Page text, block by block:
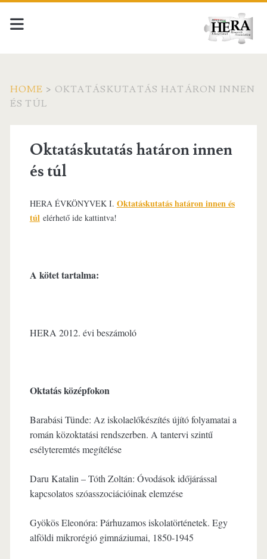
HOME > OKTATÁSKUTATÁS HATÁRON INNEN
ÉS TÚL
Oktatáskutatás határon innen
és túl
HERA ÉVKÖNYVEK I. Oktatáskutatás határon innen és
túl elérhető ide kattintva!
A kötet tartalma:
HERA 2012. évi beszámoló
Oktatás középfokon
Barabási Tünde: Az iskolaelőkészítés újító folyamatai a
román közoktatási rendszerben. A tantervi szintű
esélyteremtés megítélése
Daru Katalin – Tóth Zoltán: Óvodások időjárással
kapcsolatos szóasszociációinak elemzése
Gyökös Eleonóra: Párhuzamos iskolatörténetek. Egy
alföldi mikrorégió gimnáziumai, 1850-1945